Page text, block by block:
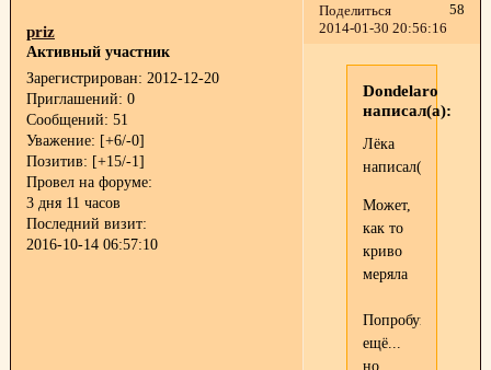
Поделиться
58
2014-01-30 20:56:16
priz
Активный участник
Зарегистрирован: 2012-12-20
Приглашений: 0
Сообщений: 51
Уважение: [+6/-0]
Позитив: [+15/-1]
Провел на форуме:
3 дня 11 часов
Последний визит:
2016-10-14 06:57:10
Dondelaro
написал(а):
Лёка
написал(а):
Может,
как то
криво
меряла
Попробую
ещё...
но